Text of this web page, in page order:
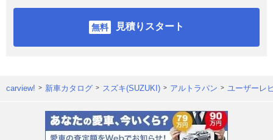
見積りスタート
carview! 新車カタログ スズキ(SUZUKI) アルトラパン ユーザーレ